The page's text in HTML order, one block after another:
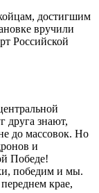
достигшим
вручили
Российской
друга знают,
до массовок. Но
и
Победе!
победим и мы.
крае,